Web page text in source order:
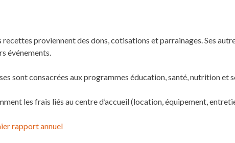
recettes proviennent des dons, cotisations et parrainages. Ses
événements.
sont consacrées aux programmes éducation, santé, nutrition et
les frais liés au centre d’accueil (location, équipement,
rapport annuel